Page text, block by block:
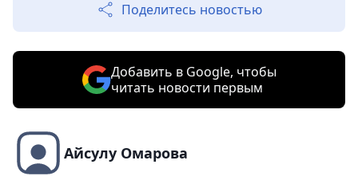
Поделитесь новостью
Добавить в Google, чтобы
читать новости первым
Айсулу Омарова